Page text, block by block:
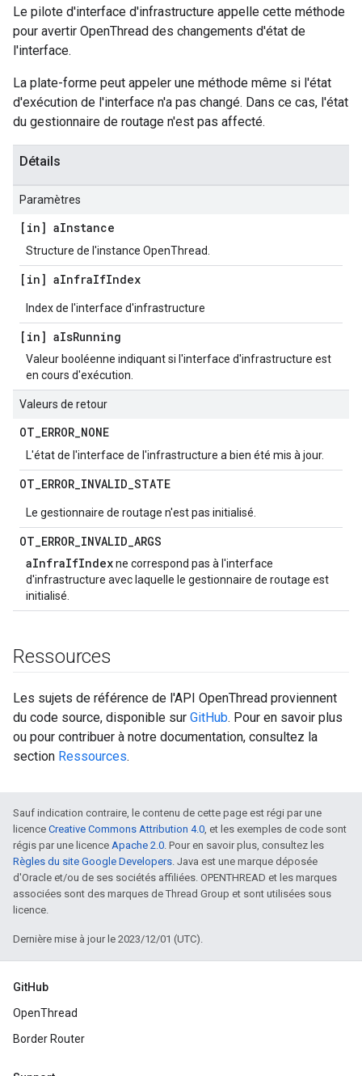
Le pilote d'interface d'infrastructure appelle cette méthode
pour avertir OpenThread des changements d'état de
l'interface.
La plate-forme peut appeler une méthode même si l'état
d'exécution de l'interface n'a pas changé. Dans ce cas, l'état
du gestionnaire de routage n'est pas affecté.
Détails
Paramètres
[in] aInstance
Structure de l'instance OpenThread.
[in] aInfraIfIndex
Index de l'interface d'infrastructure
[in] aIsRunning
Valeur booléenne indiquant si l'interface d'infrastructure est
en cours d'exécution.
Valeurs de retour
OT_ERROR_NONE
L'état de l'interface de l'infrastructure a bien été mis à jour.
OT_ERROR_INVALID_STATE
Le gestionnaire de routage n'est pas initialisé.
OT_ERROR_INVALID_ARGS
aInfraIfIndexne correspond pas à l'interface
d'infrastructure avec laquelle le gestionnaire de routage est
initialisé.
Ressources
Les sujets de référence de l'API OpenThread proviennent
du code source, disponible sur GitHub. Pour en savoir plus
ou pour contribuer à notre documentation, consultez la
section Ressources.
Sauf indication contraire, le contenu de cette page est régi par une
licence Creative Commons Attribution 4.0, et les exemples de code sont
régis par une licence Apache 2.0. Pour en savoir plus, consultez les
Règles du site Google Developers. Java est une marque déposée
d'Oracle et/ou de ses sociétés affiliées. OPENTHREAD et les marques
associées sont des marques de Thread Group et sont utilisées sous
licence.
Dernière mise à jour le 2023/12/01 (UTC).
GitHub
OpenThread
Border Router